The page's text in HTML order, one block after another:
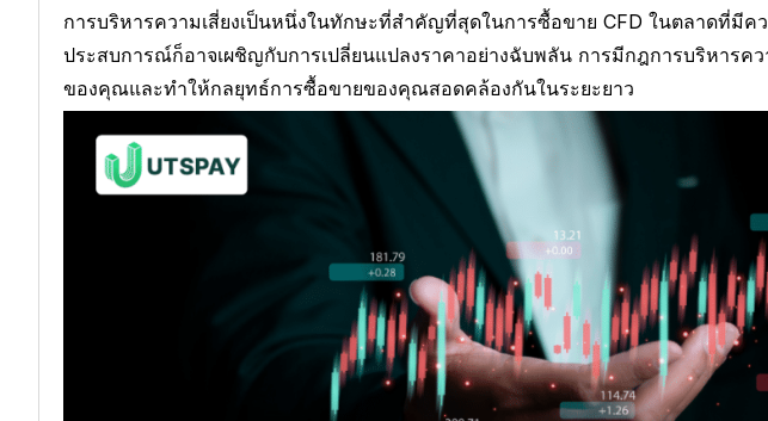
การบริหารความเสี่ยงเป็นหนึ่งในทักษะที่สำคัญที่สุดในการซื้อขาย CFD ในตลาดที่มีค
ประสบการณ์ก็อาจเผชิญกับการเปลี่ยนแปลงราคาอย่างฉับพลัน การมีกฎการบริหารคว
ของคุณและทำให้กลยุทธ์การซื้อขายของคุณสอดคล้องกันในระยะยาว